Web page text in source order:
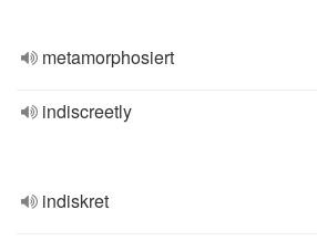
metamorphosiert
indiscreetly
indiskret